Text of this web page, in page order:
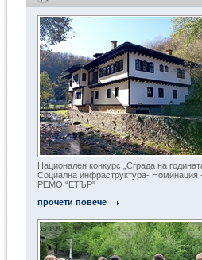
Национален конкурс „Сграда на
Социална инфраструктура- Номинация -
РЕМО “ЕТЪР”
прочети повече